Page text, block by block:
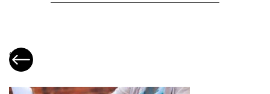
«
vidéo